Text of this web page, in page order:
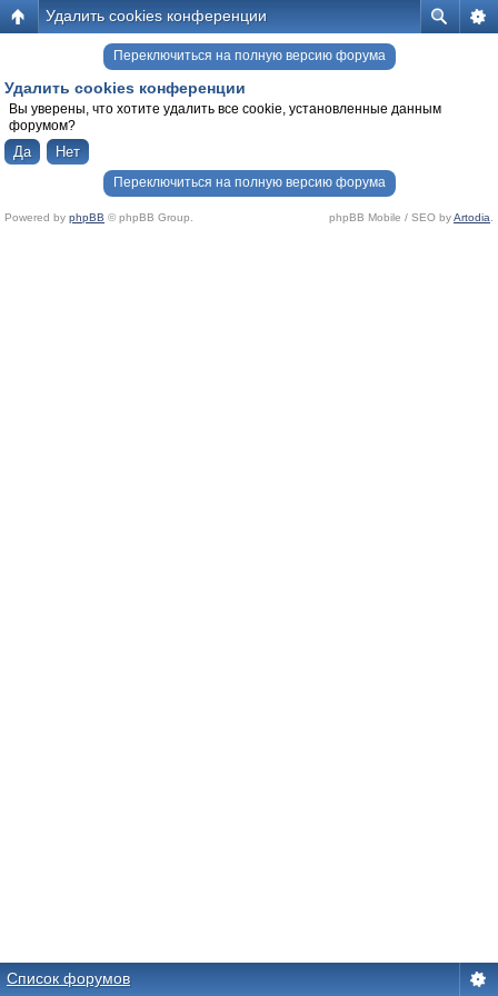
Удалить cookies конференции
Переключиться на полную версию форума
Удалить cookies конференции
Вы уверены, что хотите удалить все cookie, установленные данным
форумом?
Переключиться на полную версию форума
Powered by phpBB © phpBB Group. phpBB Mobile / SEO byArtodia
Список форумов